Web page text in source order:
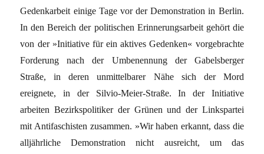
Gedenkarbeit einige Tage vor der Demonstration in Berlin.
In den Bereich der politischen Erinnerungsarbeit gehört die
von der »Initiative für ein aktives Gedenken« vorgebrachte
Forderung nach der Umbenennung der Gabelsberger
Straße, in deren unmittelbarer Nähe sich der Mord
ereignete, in der Silvio-Meier-Straße. In der Initiative
arbeiten Bezirkspolitiker der Grünen und der Linkspartei
mit Antifaschisten zusammen. »Wir haben erkannt, dass die
alljähr­liche Demonstration nicht ausreicht, um das